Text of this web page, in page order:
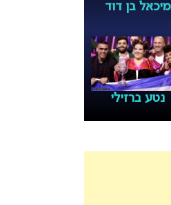
מיכאל בן דוד
נטע ברזילי